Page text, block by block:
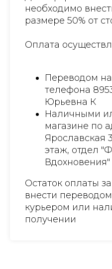
необходимо
размере 50% от
Оплата
Переводом
телефона
Юрьевна К
Наличными
магазине по
Ярославская
этаж, отдел
Вдохновения"
Остаток оплаты
внести
курьером или
получении